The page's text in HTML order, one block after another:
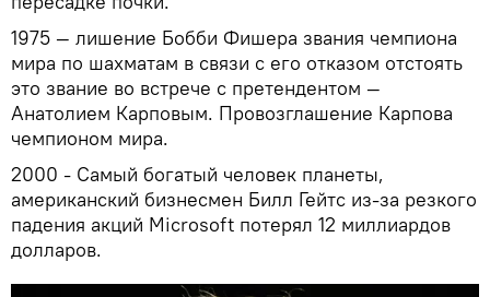
1975 — лишение Бобби Фишера звания чемпиона
мира по шахматам в связи с его отказом отстоять
это звание во встрече с претендентом —
Анатолием Карповым. Провозглашение Карпова
чемпионом мира.
2000 - Самый богатый человек планеты,
американский бизнесмен Билл Гейтс из-за резкого
падения акций Microsoft потерял 12 миллиардов
долларов.